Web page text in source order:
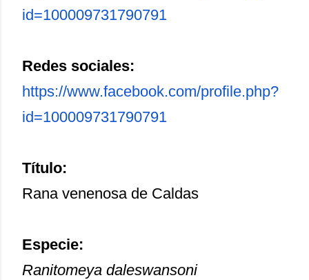
id=100009731790791
Redes sociales:
https://www.facebook.com/profile.php?
id=100009731790791
Título:
Rana venenosa de Caldas
Especie:
Ranitomeya daleswansoni